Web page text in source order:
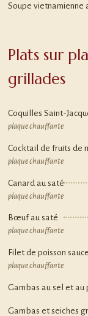
Soupe
Plats sur
grillades
Coquilles Saint-
plaque chauffante
Cocktail de fruits de
plaque chauffante
Canard au saté
plaque chauffante
Bœuf au saté
plaque chauffante
Filet de poisson
plaque chauffante
Gambas au sel et au
Gambas et seiches